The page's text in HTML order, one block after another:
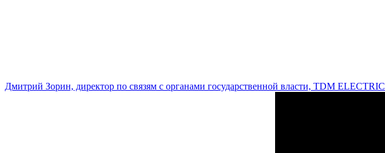
Дмитрий Зорин, директор по связям с органами государственной власти, TDM ELECTRIC